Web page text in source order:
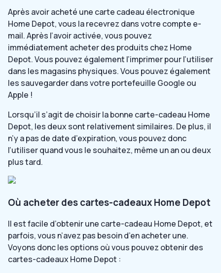
Après avoir acheté une carte cadeau électronique
Home Depot, vous la recevrez dans votre compte e-
mail. Après l’avoir activée, vous pouvez
immédiatement acheter des produits chez Home
Depot. Vous pouvez également l’imprimer pour l’utiliser
dans les magasins physiques. Vous pouvez également
les sauvegarder dans votre portefeuille Google ou
Apple !
Lorsqu’il s’agit de choisir la bonne carte-cadeau Home
Depot, les deux sont relativement similaires. De plus, il
n’y a pas de date d’expiration, vous pouvez donc
l’utiliser quand vous le souhaitez, même un an ou deux
plus tard.
Où acheter des cartes-cadeaux Home Depot
Il est facile d’obtenir une carte-cadeau Home Depot, et
parfois, vous n’avez pas besoin d’en acheter une.
Voyons donc les options où vous pouvez obtenir des
cartes-cadeaux Home Depot :